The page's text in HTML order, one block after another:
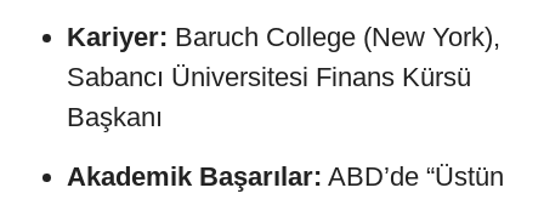
Kariyer: Baruch College (New York),
Sabancı Üniversitesi Finans Kürsü
Başkanı
Akademik Başarılar: ABD’de “Üstün